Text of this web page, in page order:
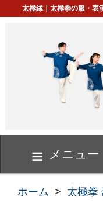
太極縁｜太極拳の服・表
メニュー
ホーム > 太極拳